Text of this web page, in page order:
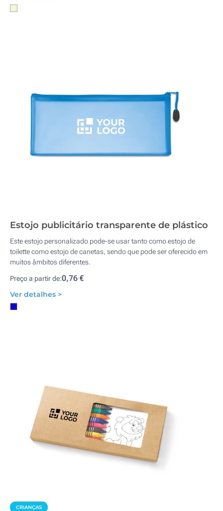
Estojo publicitário transparente de plástico
Este estojo personalizado pode-se usar tanto como estojo de
toilette como estojo de canetas, sendo que pode ser oferecido em
muitos âmbitos diferentes.
Preço a partir de:0,76 €
Ver detalhes >
CRIANÇAS